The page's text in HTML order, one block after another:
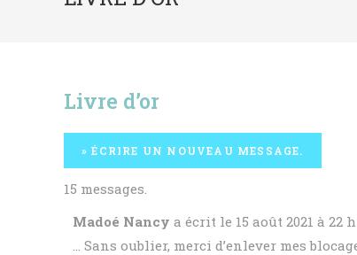
Livre d’or
15 messages.
Madoé Nancy a écrit le 15 août 2021 à 22
… Sans oublier, merci d’enlever mes